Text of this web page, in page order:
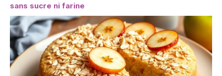
sans sucre ni farine